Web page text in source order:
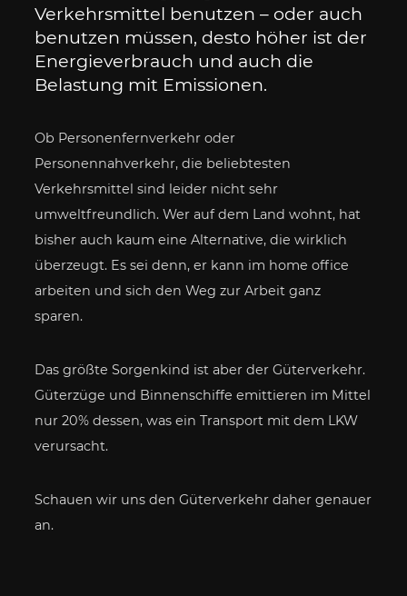
Verkehrsmittel benutzen – oder auch
benutzen müssen, desto höher ist der
Energieverbrauch und auch die
Belastung mit Emissionen.
Ob Personenfernverkehr oder
Personennahverkehr, die beliebtesten
Verkehrsmittel sind leider nicht sehr
umweltfreundlich. Wer auf dem Land wohnt, hat
bisher auch kaum eine Alternative, die wirklich
überzeugt. Es sei denn, er kann im home office
arbeiten und sich den Weg zur Arbeit ganz
sparen.
Das größte Sorgenkind ist aber der Güterverkehr.
Güterzüge und Binnenschiffe emittieren im Mittel
nur 20% dessen, was ein Transport mit dem LKW
verursacht.
Schauen wir uns den Güterverkehr daher genauer
an.